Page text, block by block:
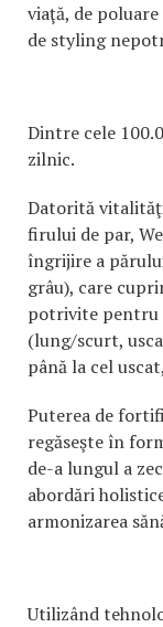
viaţă, de
de styling
Dintre cele
zilnic.
Datorită
firului de par,
îngrijire a
grâu), care
potrivite pentru
(lung/scurt,
până la cel
Puterea de
regăseşte în
de-a lungul a
abordări
armonizarea
Utilizând